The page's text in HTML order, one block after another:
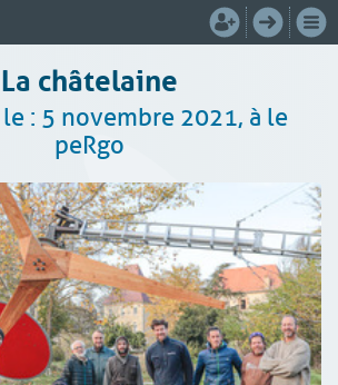
La châtelaine
: 5 novembre 2021, à le
peRgo